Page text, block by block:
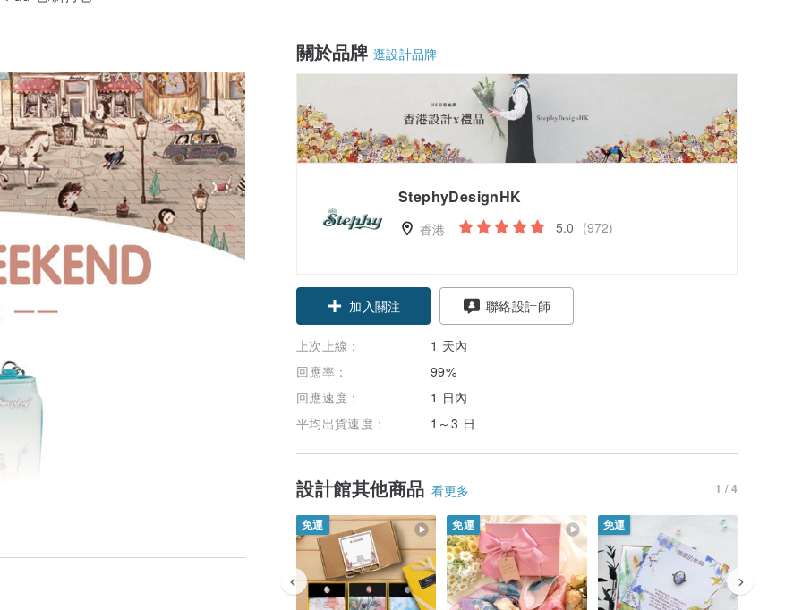
關於品牌 逛設計品牌
StephyDesignHK
香港 5.0 (972)
領優惠券
加入關注
聯絡設計師
上次上線：
1 天內
回應率：
99%
回應速度：
1 日內
平均出貨速度：
1～3 日
設計館其他商品 看更多 1 / 4
免運 免運 免運